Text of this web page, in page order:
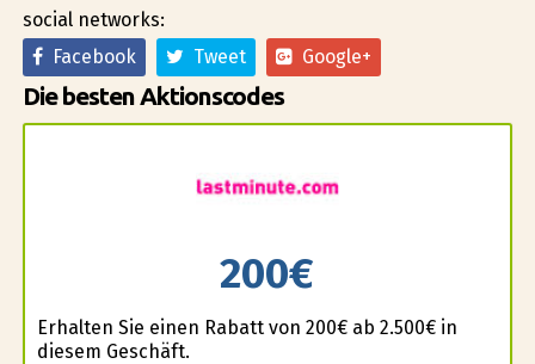
social networks:
Facebook
Tweet Google+
Die besten Aktionscodes
200€
Erhalten Sie einen Rabatt von 200€ ab 2.500€ in
diesem Geschäft.